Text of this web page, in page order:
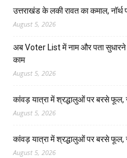
उत्तराखंड के लकी रावत का कमाल,
August 5, 2026
अब Voter List में नाम और पता सुधारने
काम
August 5, 2026
कांवड़ यात्रा में श्रद्धालुओं पर बरसे फूल,
August 5, 2026
कांवड़ यात्रा में श्रद्धालुओं पर बरसे फूल,
August 5, 2026